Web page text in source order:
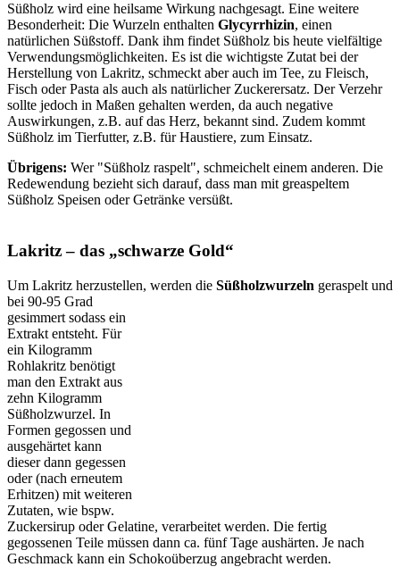
Süßholz wird eine heilsame Wirkung nachgesagt. Eine weitere
Besonderheit: Die Wurzeln enthalten Glycyrrhizin, einen
natürlichen Süßstoff. Dank ihm findet Süßholz bis heute vielfältige
Verwendungsmöglichkeiten. Es ist die wichtigste Zutat bei der
Herstellung von Lakritz, schmeckt aber auch im Tee, zu Fleisch,
Fisch oder Pasta als auch als natürlicher Zuckerersatz. Der Verzehr
sollte jedoch in Maßen gehalten werden, da auch negative
Auswirkungen, z.B. auf das Herz, bekannt sind. Zudem kommt
Süßholz im Tierfutter, z.B. für Haustiere, zum Einsatz.
Übrigens: Wer "Süßholz raspelt", schmeichelt einem anderen. Die
Redewendung bezieht sich darauf, dass man mit greaspeltem
Süßholz Speisen oder Getränke versüßt.
Lakritz – das „schwarze Gold“
Um Lakritz herzustellen, werden die Süßholzwurzeln geraspelt und
bei 90-95 Grad
gesimmert sodass ein
Extrakt entsteht. Für
ein Kilogramm
Rohlakritz benötigt
man den Extrakt aus
zehn Kilogramm
Süßholzwurzel. In
Formen gegossen und
ausgehärtet kann
dieser dann gegessen
oder (nach erneutem
Erhitzen) mit weiteren
Zutaten, wie bspw.
Zuckersirup oder Gelatine, verarbeitet werden. Die fertig
gegossenen Teile müssen dann ca. fünf Tage aushärten. Je nach
Geschmack kann ein Schokoüberzug angebracht werden.